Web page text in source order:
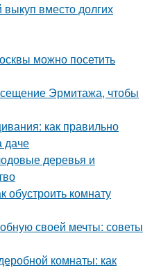
вместо долгих
можно посетить
Эрмитажа, чтобы
как правильно
даче
деревья и
комнату
своей мечты: советы
комнаты: как